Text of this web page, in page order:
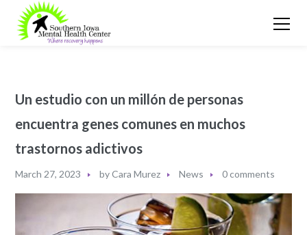
Un estudio con un millón de personas
encuentra genes comunes en muchos
trastornos adictivos
March 27, 2023 byCara Murez News 0 comments